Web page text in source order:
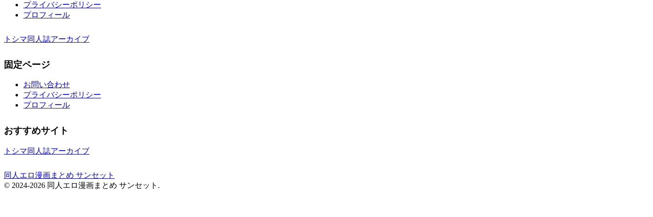
プライバシーポリシー
プロフィール
トシマ同人誌アーカイブ
固定ページ
お問い合わせ
プライバシーポリシー
プロフィール
おすすめサイト
トシマ同人誌アーカイブ
同人エロ漫画まとめ サンセット
© 2024-2026 同人エロ漫画まとめ サンセット.